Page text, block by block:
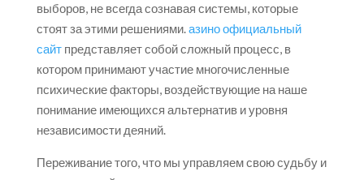
выборов, не всегда сознавая системы, которые
стоят за этими решениями.азино официальный
сайтпредставляет собой сложный процесс, в
котором принимают участие многочисленные
психические факторы, воздействующие на наше
понимание имеющихся альтернатив и уровня
независимости деяний.
Переживание того, что мы управляем свою судьбу и